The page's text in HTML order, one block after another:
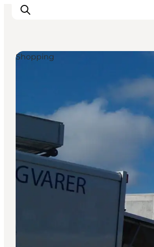
Bestemmingen
Wat te doen
Accommodaties
Plan je reis
Shopping